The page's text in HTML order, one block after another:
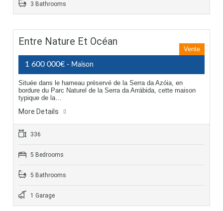
3 Bathrooms
Entre Nature Et Océan
Vente
1 600 000€ - Maison
Située dans le hameau préservé de la Serra da Azóia, en
bordure du Parc Naturel de la Serra da Arrábida, cette maison
typique de la…
More Details
336
5 Bedrooms
5 Bathrooms
1 Garage